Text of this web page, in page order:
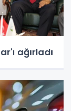
ağırladı